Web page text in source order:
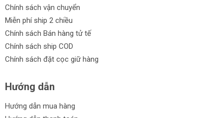
Chính sách vận chuyển
Miễn phí ship 2 chiều
Chính sách Bán hàng tử tế
Chính sách ship COD
Chính sách đặt cọc giữ hàng
Hướng dẫn
Hướng dẫn mua hàng